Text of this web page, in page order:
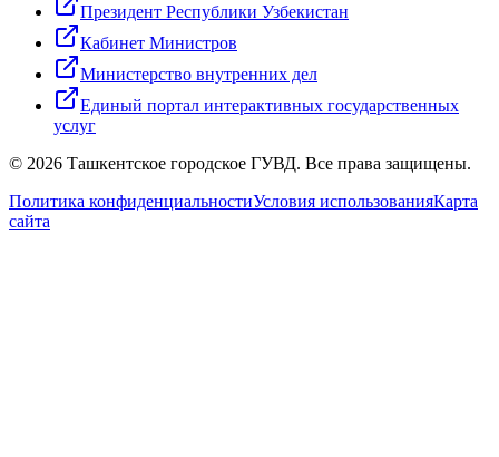
Президент Республики Узбекистан
Кабинет Министров
Министерство внутренних дел
Единый портал интерактивных государственных
услуг
© 2026 Ташкентское городское ГУВД. Все права защищены.
Политика конфиденциальностиУсловия использованияКарта
сайта